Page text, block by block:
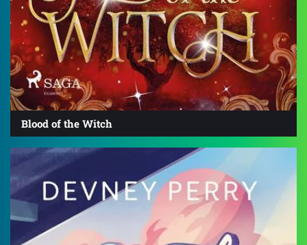
Blood of the Witch